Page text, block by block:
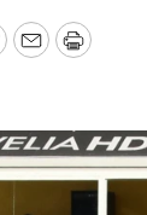
EmailPrint